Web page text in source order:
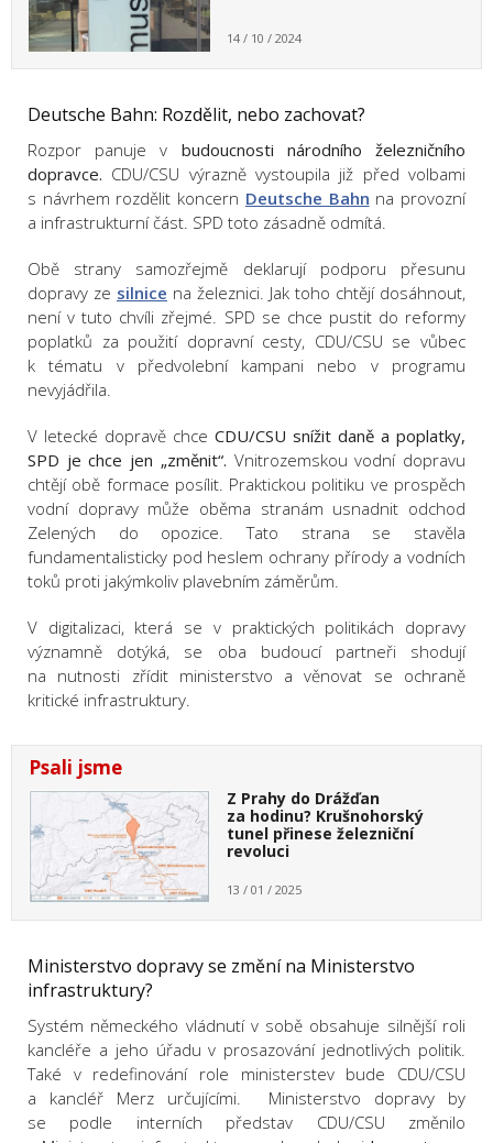
14 / 10 / 2024
Deutsche Bahn: Rozdělit, nebo zachovat?
Rozpor panuje v budoucnosti národního železničního
dopravce. CDU/CSU výrazně vystoupila již před volbami
s návrhem rozdělit koncern Deutsche Bahn na provozní
a infrastrukturní část. SPD toto zásadně odmítá.
Obě strany samozřejmě deklarují podporu přesunu
dopravy ze silnice na železnici. Jak toho chtějí dosáhnout,
není v tuto chvíli zřejmé. SPD se chce pustit do reformy
poplatků za použití dopravní cesty, CDU/CSU se vůbec
k tématu v předvolební kampani nebo v programu
nevyjádřila.
V letecké dopravě chce CDU/CSU snížit daně a poplatky,
SPD je chce jen „změnit“. Vnitrozemskou vodní dopravu
chtějí obě formace posílit. Praktickou politiku ve prospěch
vodní dopravy může oběma stranám usnadnit odchod
Zelených do opozice. Tato strana se stavěla
fundamentalisticky pod heslem ochrany přírody a vodních
toků proti jakýmkoliv plavebním záměrům.
V digitalizaci, která se v praktických politikách dopravy
významně dotýká, se oba budoucí partneři shodují
na nutnosti zřídit ministerstvo a věnovat se ochraně
kritické infrastruktury.
Psali jsme
Z Prahy do Drážďan
za hodinu? Krušnohorský
tunel přinese železniční
revoluci
13 / 01 / 2025
Ministerstvo dopravy se změní na Ministerstvo
infrastruktury?
Systém německého vládnutí v sobě obsahuje silnější roli
kancléře a jeho úřadu v prosazování jednotlivých politik.
Také v redefinování role ministerstev bude CDU/CSU
a kancléř Merz určujícími. Ministerstvo dopravy by
se podle interních představ CDU/CSU změnilo